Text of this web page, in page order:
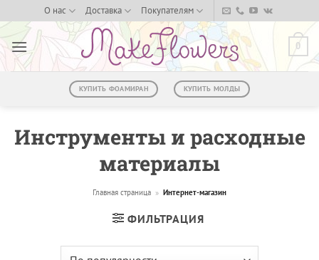
to
content
О нас Доставка Покупателям
0
КУПИТЬ ФОАМИРАН КУПИТЬ МОЛДЫ
Инструменты и расходные
материалы
Главная страница » Интернет-магазин
ФИЛЬТРАЦИЯ